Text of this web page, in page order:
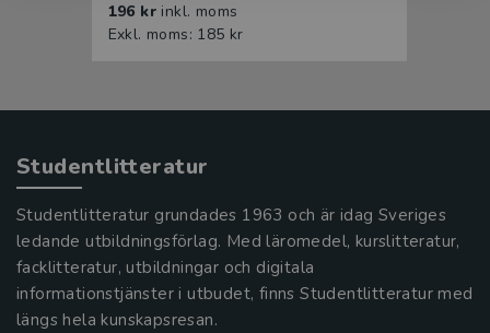
196 kr inkl. moms
Exkl. moms: 185 kr
Studentlitteratur
Studentlitteratur grundades 1963 och är idag Sveriges
ledande utbildningsförlag. Med läromedel, kurslitteratur,
facklitteratur, utbildningar och digitala
informationstjänster i utbudet, finns Studentlitteratur med
längs hela kunskapsresan.